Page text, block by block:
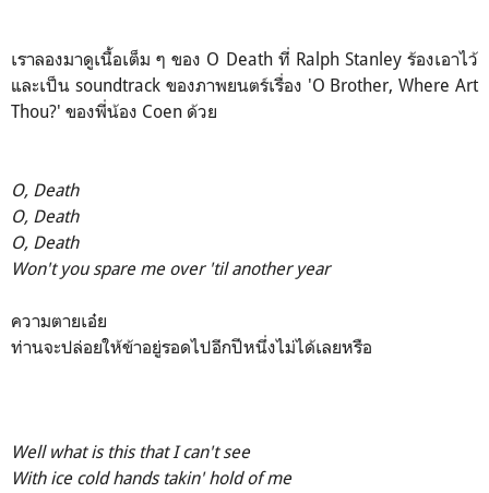
เราลองมาดูเนื้อเต็ม ๆ ของ O Death ที่ Ralph Stanley ร้องเอาไว้
และเป็น soundtrack ของภาพยนตร์เรื่อง 'O Brother, Where Art
Thou?' ของพี่น้อง Coen ด้วย
O, Death
O, Death
O, Death
Won't you spare me over 'til another year
ความตายเอ๋ย
ท่านจะปล่อยให้ข้าอยู่รอดไปอีกปีหนึ่งไม่ได้เลยหรือ
Well what is this that I can't see
With ice cold hands takin' hold of me